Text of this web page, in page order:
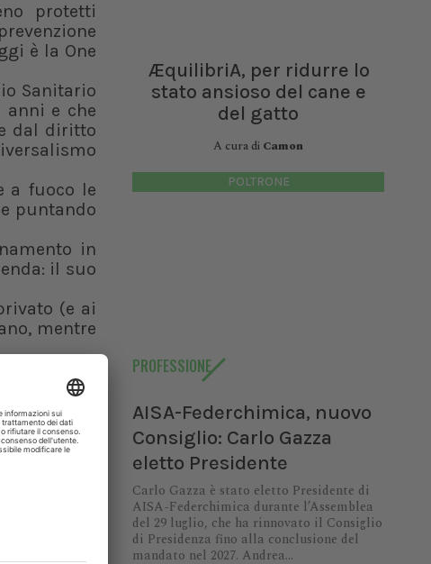
protetti
è la One
Sanitario
anni e che
dal diritto
a fuoco le
puntando
in
il suo
(e ai
mentre
leggere le
degli
versano il
e
chi
ÆquilibriA, per ridurre lo
stato ansioso del cane e
del gatto
A cura di Camon
POLTRONE
PROFESSIONE
AISA-Federchimica, nuovo
Consiglio: Carlo Gazza
eletto Presidente
Carlo Gazza è stato eletto Presidente di
AISA-Federchimica durante l’Assemblea
del 29 luglio, che ha rinnovato il Consiglio
di Presidenza fino alla conclusione del
mandato nel 2027. Andrea...